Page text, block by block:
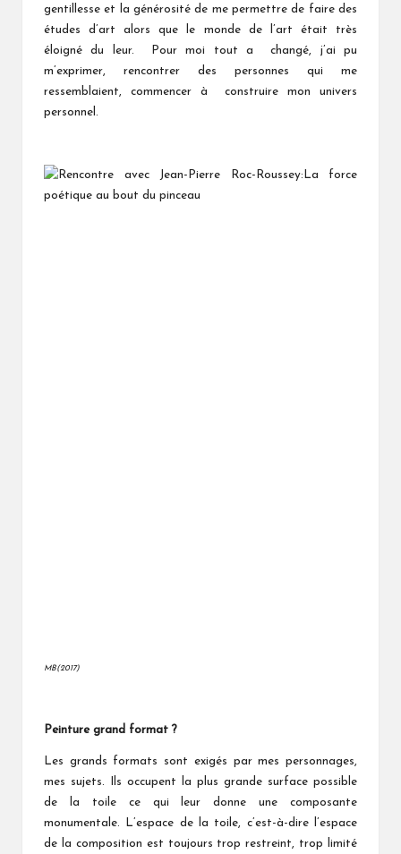
gentillesse et la générosité de me permettre de faire des
études d’art alors que le monde de l’art était très
éloigné du leur. Pour moi tout a changé, j’ai pu
m’exprimer, rencontrer des personnes qui me
ressemblaient, commencer à construire mon univers
personnel.
MB(2017)
Peinture grand format ?
Les grands formats sont exigés par mes personnages,
mes sujets. Ils occupent la plus grande surface possible
de la toile ce qui leur donne une composante
monumentale. L’espace de la toile, c’est-à-dire l’espace
de la composition est toujours trop restreint, trop limité